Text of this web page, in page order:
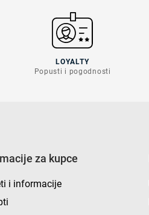
LOYALTY
Popusti i pogodnosti
za kupce
i informacije